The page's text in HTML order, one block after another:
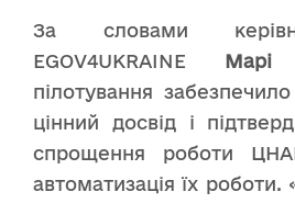
За словами
EGOV4UKRAINE Марі
пілотування
цінний досвід і
спрощення роботи
автоматизація їх